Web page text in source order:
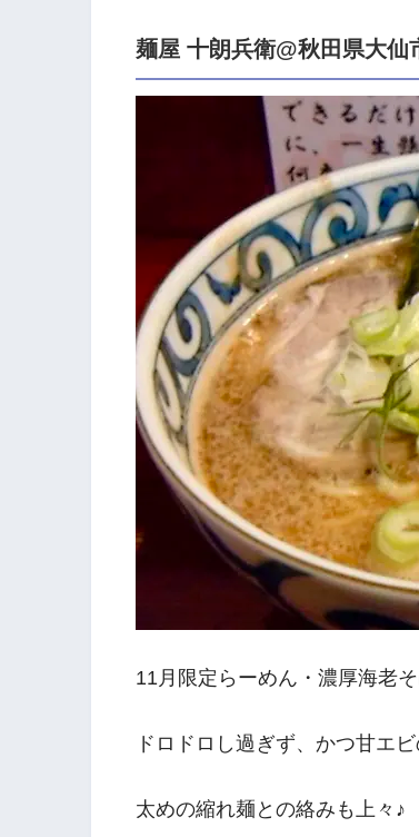
麺屋 十朗兵衛@秋田県大
11月限定らーめん・濃厚海老
ドロドロし過ぎず、かつ甘エ
太めの縮れ麺との絡みも上々♪